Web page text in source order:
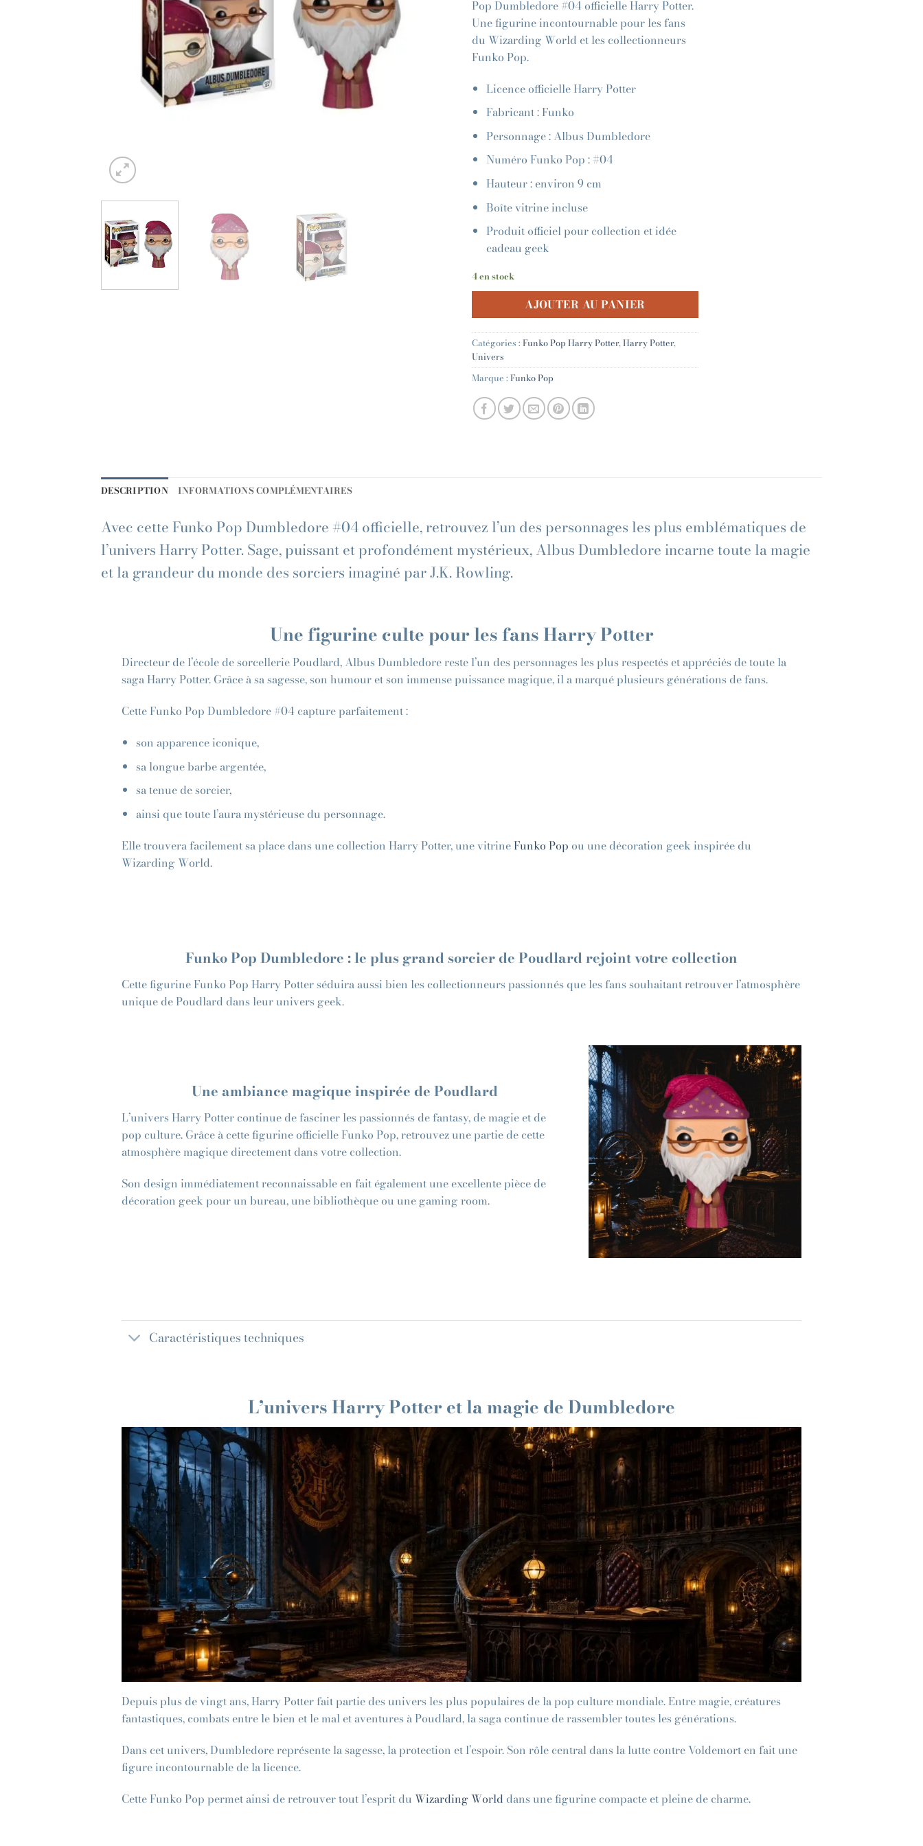
Pop Dumbledore #04 officielle Harry Potter.
Une figurine incontournable pour les fans
du Wizarding World et les collectionneurs
Funko Pop.
Licence officielle Harry Potter
Fabricant : Funko
Personnage : Albus Dumbledore
Numéro Funko Pop : #04
Hauteur : environ 9 cm
Boîte vitrine incluse
Produit officiel pour collection et idée
cadeau geek
4 en stock
AJOUTER AU PANIER
Catégories : Funko Pop Harry Potter,Harry Potter,
Univers
Marque : Funko Pop
DESCRIPTION INFORMATIONS COMPLÉMENTAIRES
Avec cette Funko Pop Dumbledore #04 officielle, retrouvez l’un des personnages les plus emblématiques de
l’univers Harry Potter. Sage, puissant et profondément mystérieux, Albus Dumbledore incarne toute la magie
et la grandeur du monde des sorciers imaginé par J.K. Rowling.
Une figurine culte pour les fans Harry Potter
Directeur de l’école de sorcellerie Poudlard, Albus Dumbledore reste l’un des personnages les plus respectés et appréciés de toute la
saga Harry Potter. Grâce à sa sagesse, son humour et son immense puissance magique, il a marqué plusieurs générations de fans.
Cette Funko Pop Dumbledore #04 capture parfaitement :
son apparence iconique,
sa longue barbe argentée,
sa tenue de sorcier,
ainsi que toute l’aura mystérieuse du personnage.
Elle trouvera facilement sa place dans une collection Harry Potter, une vitrineFunko Pop ou une décoration geek inspirée du
Wizarding World.
Funko Pop Dumbledore : le plus grand sorcier de Poudlard rejoint votre collection
Cette figurine Funko Pop Harry Potter séduira aussi bien les collectionneurs passionnés que les fans souhaitant retrouver l’atmosphère
unique de Poudlard dans leur univers geek.
Une ambiance magique inspirée de Poudlard
L’univers Harry Potter continue de fasciner les passionnés de fantasy, de magie et de
pop culture. Grâce à cette figurine officielle Funko Pop, retrouvez une partie de cette
atmosphère magique directement dans votre collection.
Son design immédiatement reconnaissable en fait également une excellente pièce de
décoration geek pour un bureau, une bibliothèque ou une gaming room.
Caractéristiques techniques
L’univers Harry Potter et la magie de Dumbledore
Depuis plus de vingt ans, Harry Potter fait partie des univers les plus populaires de la pop culture mondiale. Entre magie, créatures
fantastiques, combats entre le bien et le mal et aventures à Poudlard, la saga continue de rassembler toutes les générations.
Dans cet univers, Dumbledore représente la sagesse, la protection et l’espoir. Son rôle central dans la lutte contre Voldemort en fait une
figure incontournable de la licence.
Cette Funko Pop permet ainsi de retrouver tout l’esprit du Wizarding World dans une figurine compacte et pleine de charme.